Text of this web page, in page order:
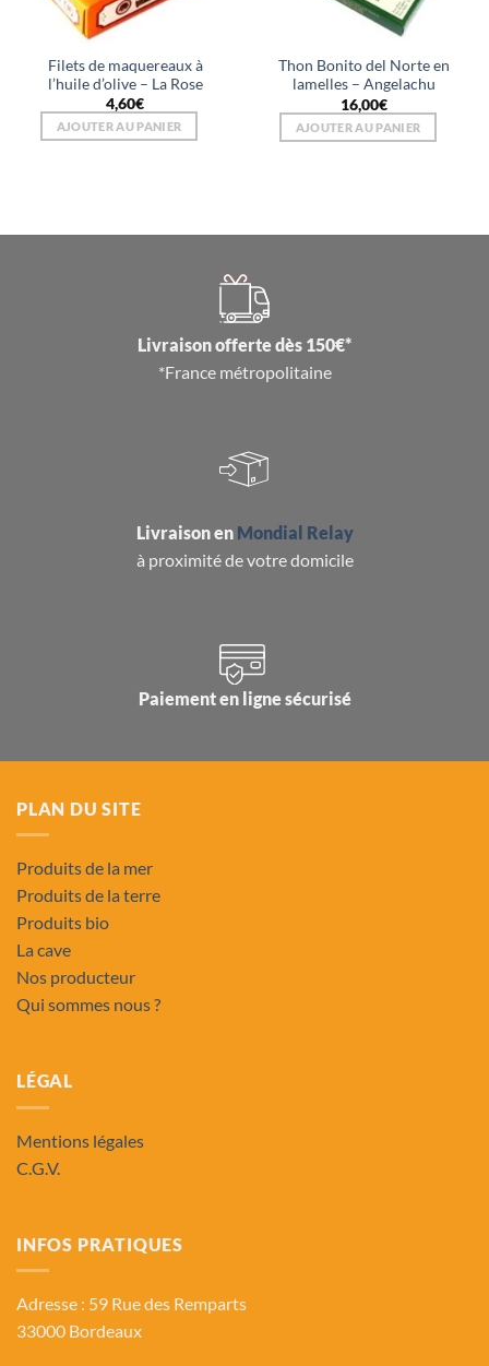
Filets de maquereaux à
l’huile d’olive – La Rose
4,60€
AJOUTER AU PANIER
Thon Bonito del Norte en
lamelles – Angelachu
16,00€
AJOUTER AU PANIER
Livraison offerte dès 150€*
*France métropolitaine
Livraison en Mondial Relay
à proximité de votre domicile
Paiement en ligne sécurisé
PLAN DU SITE
Produits de la mer
Produits de la terre
Produits bio
La cave
Nos producteur
Qui sommes nous ?
LÉGAL
Mentions légales
C.G.V.
INFOS PRATIQUES
Adresse : 59 Rue des Remparts
33000 Bordeaux